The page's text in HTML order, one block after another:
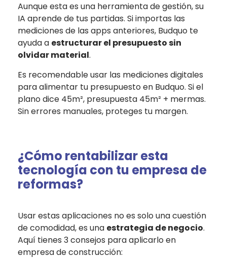
Aunque esta es una herramienta de gestión, su
IA aprende de tus partidas. Si importas las
mediciones de las apps anteriores, Budquo te
ayuda a estructurar el presupuesto sin
olvidar material.
Es recomendable usar las mediciones digitales
para alimentar tu presupuesto en Budquo. Si el
plano dice 45m², presupuesta 45m² + mermas.
Sin errores manuales, proteges tu margen.
¿Cómo rentabilizar esta
tecnología con tu empresa de
reformas?
Usar estas aplicaciones no es solo una cuestión
de comodidad, es una estrategia de negocio.
Aquí tienes 3 consejos para aplicarlo en
empresa de construcción: